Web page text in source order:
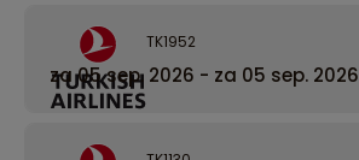
TK1952
za 05 sep. 2026 - za 05 sep. 2026